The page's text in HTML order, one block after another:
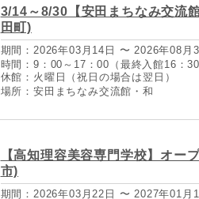
3/14～8/30【安田まちなみ交流
田町)
期間：2026年03月14日 〜 2026年08月
時間：9：00～17：00（最終入館16：30
休館：火曜日（祝日の場合は翌日）
場所：安田まちなみ交流館・和
【高知理容美容専門学校】オー
市)
期間：2026年03月22日 〜 2027年01月